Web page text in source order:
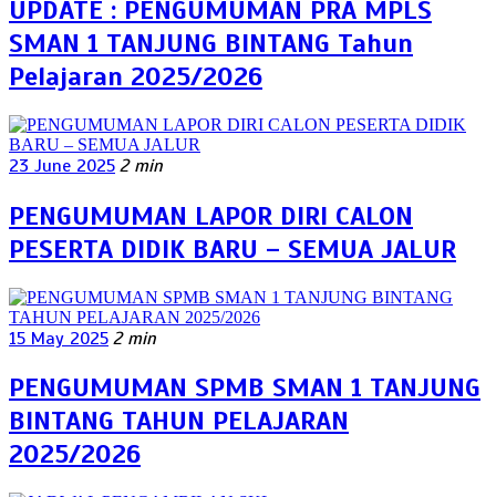
UPDATE : PENGUMUMAN PRA MPLS
SMAN 1 TANJUNG BINTANG Tahun
Pelajaran 2025/2026
23 June 2025 2 min
PENGUMUMAN LAPOR DIRI CALON
PESERTA DIDIK BARU – SEMUA JALUR
15 May 2025 2 min
PENGUMUMAN SPMB SMAN 1 TANJUNG
BINTANG TAHUN PELAJARAN
2025/2026